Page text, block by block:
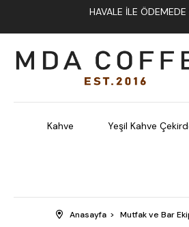
HAVALE İLE
Kahve Yeşil Kahve
Anasayfa Mutfak ve Bar